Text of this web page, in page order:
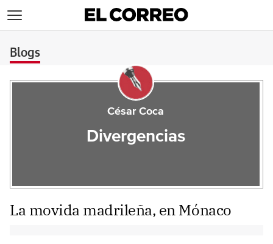
Blogs
César Coca
Divergencias
La movida madrileña, en Mónaco